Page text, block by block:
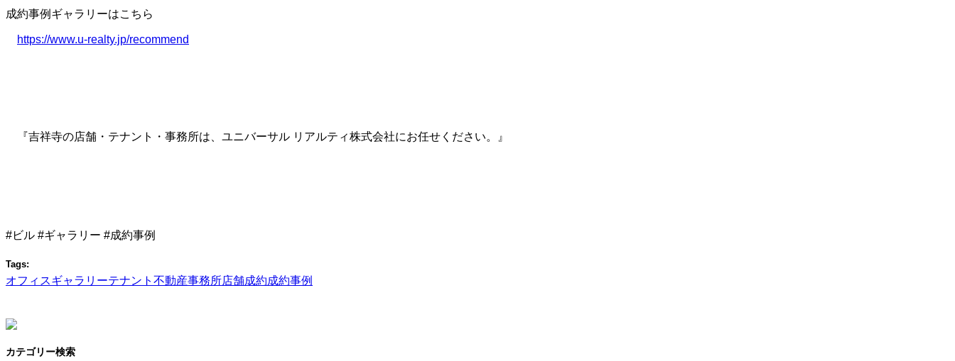
成約事例ギャラリーはこちら
https://www.u-realty.jp/recommend
『吉祥寺の店舗・テナント・事務所は、ユニバーサル リアルティ株式会社にお任せください。』
#ビル #ギャラリー #成約事例
Tags:
オフィスギャラリーテナント 不動産事務所店舗成約成約事例
カテゴリー検索